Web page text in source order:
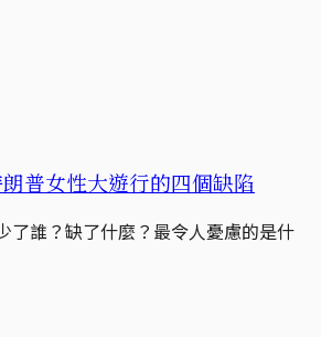
普女性大遊行的四個缺陷
了誰？缺了什麼？最令人憂慮的是什